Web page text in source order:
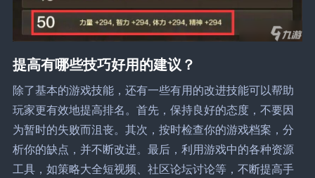
提高有哪些技巧好用的建议？
除了基本的游戏技能，还有一些有用的改进技能可以帮助
玩家更有效地提高排名。首先，保持良好的态度，不要因
为暂时的失败而沮丧。其次，按时检查你的游戏档案，分
析你的缺点，并不断改进。最后，利用游戏中的各种资源
工具，如策略大全短视频、社区论坛讨论等，不断提高手